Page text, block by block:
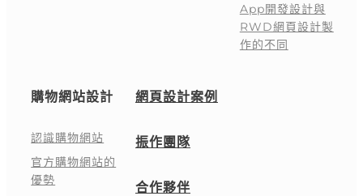
App開發設計與
RWD網頁設計製
作的不同
購物網站設計
認識購物網站
官方購物網站的
優勢
網頁設計案例
振作團隊
合作夥伴